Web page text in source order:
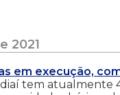
2021
em execução,
tem atualmente